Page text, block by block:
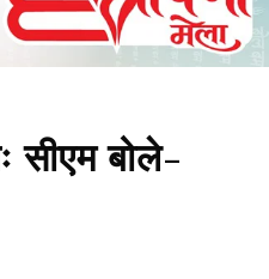
सीएम बोले-